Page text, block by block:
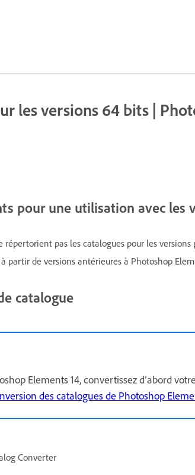
les versions 64 bits |
pour une utilisation avec les
pas les catalogues pour les
partir de versions antérieures à Photoshop
catalogue
Elements 14, convertissez d’abord
des catalogues de Photoshop
Converter